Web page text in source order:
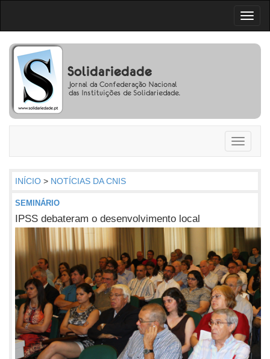
Toggle
INÍCIO > NOTÍCIAS DA CNIS
SEMINÁRIO
IPSS debateram o desenvolvimento local